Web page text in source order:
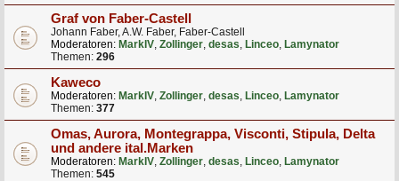
Graf von Faber-Castell
Johann Faber, A.W. Faber, Faber-Castell
Moderatoren: MarkIV, Zollinger, desas, Linceo, Lamynator
Themen: 296
Kaweco
Moderatoren: MarkIV, Zollinger, desas, Linceo, Lamynator
Themen: 377
Omas, Aurora, Montegrappa, Visconti, Stipula, Delta
und andere ital.Marken
Moderatoren: MarkIV, Zollinger, desas, Linceo, Lamynator
Themen: 545